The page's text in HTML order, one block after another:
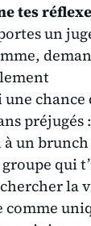
tes
un
chance
préjugés
un
qui
la
comme